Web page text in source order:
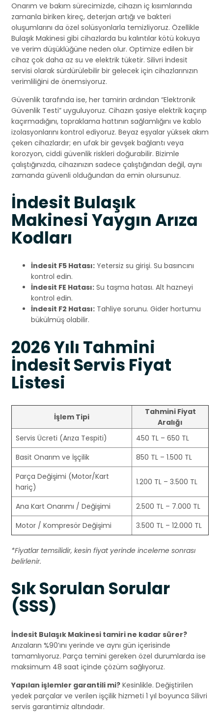
Onarım ve bakım sürecimizde, cihazın iç kısımlarında
zamanla biriken kireç, deterjan artığı ve bakteri
oluşumlarını da özel solüsyonlarla temizliyoruz. Özellikle
Bulaşık Makinesi gibi cihazlarda bu kalıntılar kötü kokuya
ve verim düşüklüğüne neden olur. Optimize edilen bir
cihaz çok daha az su ve elektrik tüketir. Silivri İndesit
servisi olarak sürdürülebilir bir gelecek için cihazlarınızın
verimliliğini de önemsiyoruz.
Güvenlik tarafında ise, her tamirin ardından “Elektronik
Güvenlik Testi” uyguluyoruz. Cihazın şasiye elektrik kaçırıp
kaçırmadığını, topraklama hattının sağlamlığını ve kablo
izolasyonlarını kontrol ediyoruz. Beyaz eşyalar yüksek akım
çeken cihazlardır; en ufak bir gevşek bağlantı veya
korozyon, ciddi güvenlik riskleri doğurabilir. Bizimle
çalıştığınızda, cihazınızın sadece çalıştığından değil, aynı
zamanda güvenli olduğundan da emin olursunuz.
İndesit Bulaşık
Makinesi Yaygın Arıza
Kodları
İndesit F5 Hatası: Yetersiz su girişi. Su basıncını
kontrol edin.
İndesit FE Hatası: Su taşma hatası. Alt hazneyi
kontrol edin.
İndesit F2 Hatası: Tahliye sorunu. Gider hortumu
bükülmüş olabilir.
2026 Yılı Tahmini
İndesit Servis Fiyat
Listesi
İşlem Tipi
Tahmini Fiyat
Aralığı
Servis Ücreti (Arıza Tespiti)
450 TL – 650 TL
Basit Onarım ve İşçilik
850 TL – 1.500 TL
Parça Değişimi (Motor/Kart
hariç)
1.200 TL – 3.500 TL
Ana Kart Onarımı / Değişimi
2.500 TL – 7.000 TL
Motor / Kompresör Değişimi
3.500 TL – 12.000 TL
*Fiyatlar temsilidir, kesin fiyat yerinde inceleme sonrası
belirlenir.
Sık Sorulan Sorular
(SSS)
İndesit Bulaşık Makinesi tamiri ne kadar sürer?
Arızaların %90’ını yerinde ve aynı gün içerisinde
tamamlıyoruz. Parça temini gereken özel durumlarda ise
maksimum 48 saat içinde çözüm sağlıyoruz.
Yapılan işlemler garantili mi? Kesinlikle. Değiştirilen
yedek parçalar ve verilen işçilik hizmeti 1 yıl boyunca Silivri
servis garantimiz altındadır.